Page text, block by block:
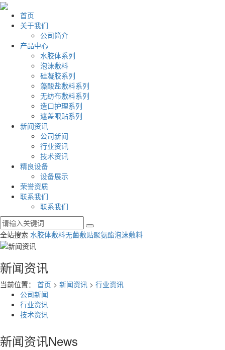
首页
关于我们
公司简介
产品中心
水胶体系列
泡沫敷料
硅凝胶系列
藻酸盐敷料系列
无纺布敷料系列
造口护理系列
遮盖眼贴系列
新闻资讯
公司新闻
行业资讯
技术资讯
精良设备
设备展示
荣誉资质
联系我们
联系我们
全站搜索 水胶体敷料无菌敷贴聚氨酯泡沫敷料
新闻资讯
当前位置： 首页 > 新闻资讯 > 行业资讯
公司新闻
行业资讯
技术资讯
新闻资讯News